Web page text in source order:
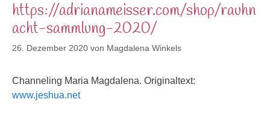
https://adrianameisser.com/shop/rauhn
acht-sammlung-2020/
26. Dezember 2020 von Magdalena Winkels
Channeling Maria Magdalena. Originaltext:
www.jeshua.net